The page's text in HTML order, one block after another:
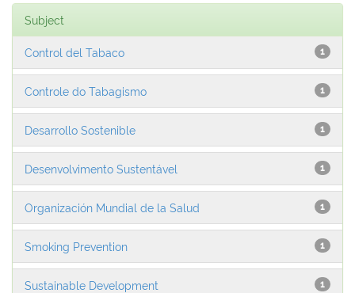
Subject
1
Control del Tabaco
1
Controle do Tabagismo
1
Desarrollo Sostenible
1
Desenvolvimento Sustentável
1
Organización Mundial de la Salud
1
Smoking Prevention
1
Sustainable Development